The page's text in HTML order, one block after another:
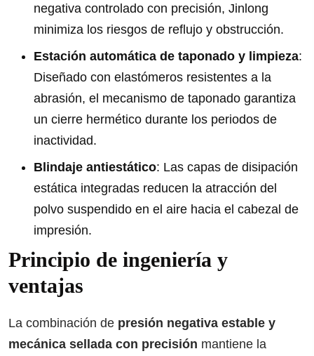
negativa controlado con precisión, Jinlong
minimiza los riesgos de reflujo y obstrucción.
Estación automática de taponado y limpieza:
Diseñado con elastómeros resistentes a la
abrasión, el mecanismo de taponado garantiza
un cierre hermético durante los periodos de
inactividad.
Blindaje antiestático: Las capas de disipación
estática integradas reducen la atracción del
polvo suspendido en el aire hacia el cabezal de
impresión.
Principio de ingeniería y
ventajas
La combinación de presión negativa estable y
mecánica sellada con precisión mantiene la